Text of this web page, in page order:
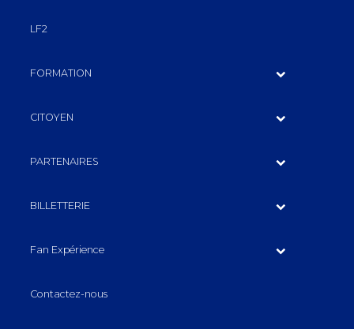
LF2
FORMATION
CITOYEN
PARTENAIRES
BILLETTERIE
Fan Expérience
Contactez-nous